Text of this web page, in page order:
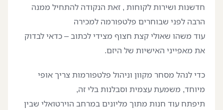
חדשנות ושירות לקוחות , זאת הנקודה להתחיל ממנה
הרבה לפני שבוחרים פלטפורמה למכירה
עוד משהו שאולי קצת חצוף מצידי לכתוב – כדאי לבדוק
את מאפייני האישיות של היזם.
כדי לנהל מסחר מקוון וניהול פלטפורמות צריך אופי
מיוחד, משמעת עצמית וסבלנות בלי זה,
תיפתח עוד חנות מתוך מליונים במרחב הוירטואלי שבין